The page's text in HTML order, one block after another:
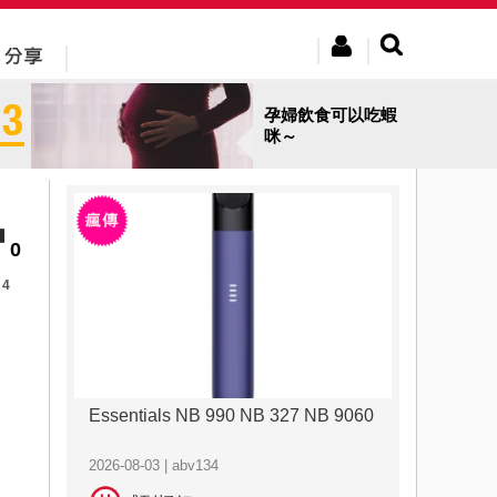
孕婦飲食可以吃蝦
咪～
0
4
Essentials NB 990 NB 327 NB 9060
2026-08-03 | abv134